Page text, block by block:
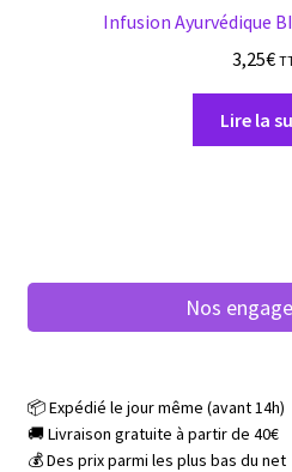
Infusion Ayurvédique
3,25€
Lire la
Nos
📦 Expédié le jour même (avant 14h)
🚚 Livraison gratuite à partir de 40€
💰 Des prix parmi les plus bas du net